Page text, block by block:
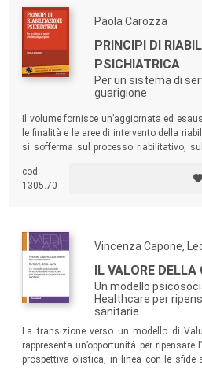
Paola Carozza
PRINCIPI DI
PSICHIATRICA
Per un sistema di
guarigione
Il volume fornisce un’aggiornata ed
le finalità e le aree di intervento della
si sofferma sul processo riabilitativo,
sistematica di linee-guida che
quotidiana e colmino un vuoto nella
cod.
1305.70
Vincenza Capone,
IL VALORE DELLA
Un modello
Healthcare per
sanitarie
La transizione verso un modello di
rappresenta un’opportunità per
prospettiva olistica, in linea con le sfide
un’inedita prospettiva psicosociale, il